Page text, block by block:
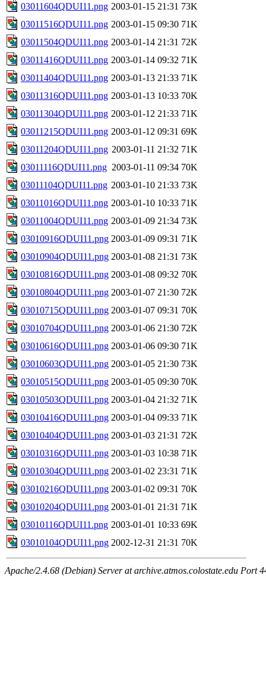
03011604QDUI11.png 2003-01-15 21:31 73K
03011516QDUI11.png 2003-01-15 09:30 71K
03011504QDUI11.png 2003-01-14 21:31 72K
03011416QDUI11.png 2003-01-14 09:32 71K
03011404QDUI11.png 2003-01-13 21:33 71K
03011316QDUI11.png 2003-01-13 10:33 70K
03011304QDUI11.png 2003-01-12 21:33 71K
03011215QDUI11.png 2003-01-12 09:31 69K
03011204QDUI11.png 2003-01-11 21:32 71K
03011116QDUI11.png 2003-01-11 09:34 70K
03011104QDUI11.png 2003-01-10 21:33 73K
03011016QDUI11.png 2003-01-10 10:33 71K
03011004QDUI11.png 2003-01-09 21:34 73K
03010916QDUI11.png 2003-01-09 09:31 71K
03010904QDUI11.png 2003-01-08 21:31 73K
03010816QDUI11.png 2003-01-08 09:32 70K
03010804QDUI11.png 2003-01-07 21:30 72K
03010715QDUI11.png 2003-01-07 09:31 70K
03010704QDUI11.png 2003-01-06 21:30 72K
03010616QDUI11.png 2003-01-06 09:30 71K
03010603QDUI11.png 2003-01-05 21:30 73K
03010515QDUI11.png 2003-01-05 09:30 70K
03010503QDUI11.png 2003-01-04 21:32 71K
03010416QDUI11.png 2003-01-04 09:33 71K
03010404QDUI11.png 2003-01-03 21:31 72K
03010316QDUI11.png 2003-01-03 10:38 71K
03010304QDUI11.png 2003-01-02 23:31 71K
03010216QDUI11.png 2003-01-02 09:31 70K
03010204QDUI11.png 2003-01-01 21:31 71K
03010116QDUI11.png 2003-01-01 10:33 69K
03010104QDUI11.png 2002-12-31 21:31 70K
Apache/2.4.68 (Debian) Server at archive.atmos.colostate.edu Port